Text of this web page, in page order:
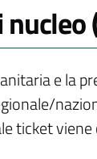
e la
ticket